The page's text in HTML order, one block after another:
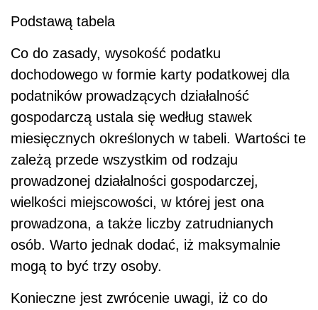
Podstawą tabela
Co do zasady, wysokość podatku
dochodowego w formie karty podatkowej dla
podatników prowadzących działalność
gospodarczą ustala się według stawek
miesięcznych określonych w tabeli. Wartości te
zależą przede wszystkim od rodzaju
prowadzonej działalności gospodarczej,
wielkości miejscowości, w której jest ona
prowadzona, a także liczby zatrudnianych
osób. Warto jednak dodać, iż maksymalnie
mogą to być trzy osoby.
Konieczne jest zwrócenie uwagi, iż co do